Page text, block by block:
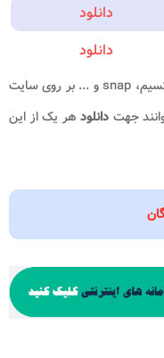
دانلود
دانلود
های اندروید بسیاری اعم از ماکسیم، snap و ... بر روی سایت
جهت دانلود هر یک از این